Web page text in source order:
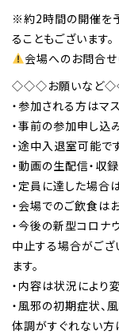
※約2時間の開催を
ることもございます。
会場へのお問合せ
◇◇◇お願いなど
・参加される方はマ
・事前の参加申し込
・途中入退室可能です
・動画の生配信・収
・定員に達した場合
・会場でのご飲食は
・今後の新型コロナ
中止する場合がござ
ます。
・内容は状況により
・風邪の初期症状、
体調がすぐれない方